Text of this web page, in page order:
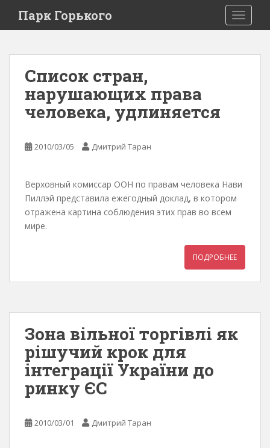
Парк Горького
Список стран,
нарушающих права
человека, удлиняется
2010/03/05 Дмитрий Таран
Верховный комиссар ООН по правам человека Нави
Пиллэй представила ежегодный доклад, в котором
отражена картина соблюдения этих прав во всем
мире.
ПОДРОБНЕЕ
Зона вільної торгівлі як
рішучий крок для
інтеграції України до
ринку ЄС
2010/03/01 Дмитрий Таран